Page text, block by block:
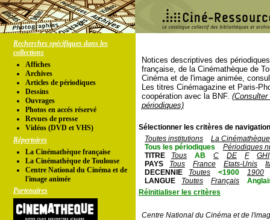
Recherches spécifiques dans les
collections
Affiches
Archives
Articles de périodiques
Dessins
Ouvrages
Photos en accés réservé
Revues de presse
Vidéos (DVD et VHS)
Répertoires
La Cinémathèque française
La Cinémathèque de Toulouse
Centre National du Cinéma et de
l'image animée
Partenaires
Notices descriptives des
française, de la Cinémathèque de
Cinéma et de l'image animée,
Les titres Cinémagazine et Paris-
coopération avec la BNF.
périodiques)
Sélectionner les critères de
Toutes institutions
La
Tous les périodiques
Périodiques
TITRE
Tous AB C DE F
GHI
PAYS
Tous France Etats-Unis
DECENNIE
Toutes <1900
1900
LANGUE
Toutes Français
Réinitialiser les critères
Centre National du Cinéma et de